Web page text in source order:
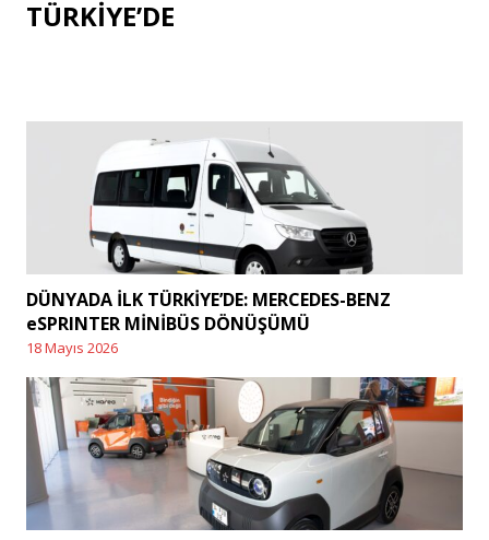
post:
TÜRKİYE’DE
DÜNYADA İLK TÜRKİYE’DE: MERCEDES-BENZ
eSPRINTER MİNİBÜS DÖNÜŞÜMÜ
Posted
on
18 Mayıs 2026